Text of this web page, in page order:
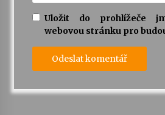
Uložit do prohlížeče
webovou stránku pro